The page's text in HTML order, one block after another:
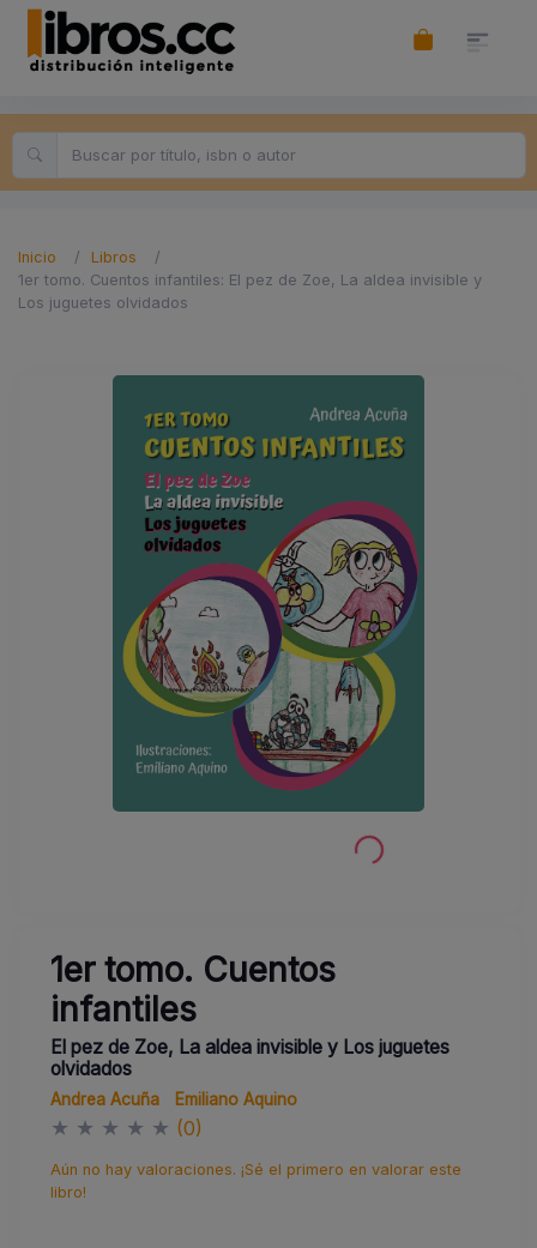
Inicio
Libros
1er tomo. Cuentos infantiles: El pez de Zoe, La aldea invisible y
Los juguetes olvidados
1er tomo. Cuentos
infantiles
El pez de Zoe, La aldea invisible y Los juguetes
olvidados
Andrea Acuña Emiliano Aquino
★ ★ ★ ★ ★ (0)
Aún no hay valoraciones. ¡Sé el primero en valorar este
libro!